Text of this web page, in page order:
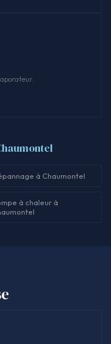
à Chaumontel
à chaleur à